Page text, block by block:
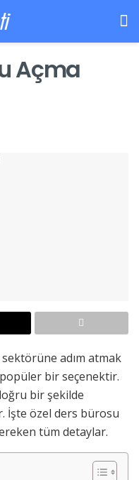
Açma
adım atmak
bir seçenektir.
bir şekilde
İşte özel ders bürosu
tüm detaylar.